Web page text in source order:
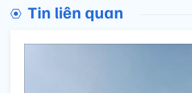
Tin liên quan